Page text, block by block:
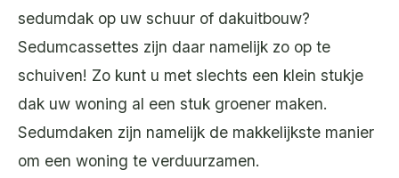
sedumdak op uw schuur of dakuitbouw?
Sedumcassettes zijn daar namelijk zo op te
schuiven! Zo kunt u met slechts een klein stukje
dak uw woning al een stuk groener maken.
Sedumdaken zijn namelijk de makkelijkste manier
om een woning te verduurzamen.